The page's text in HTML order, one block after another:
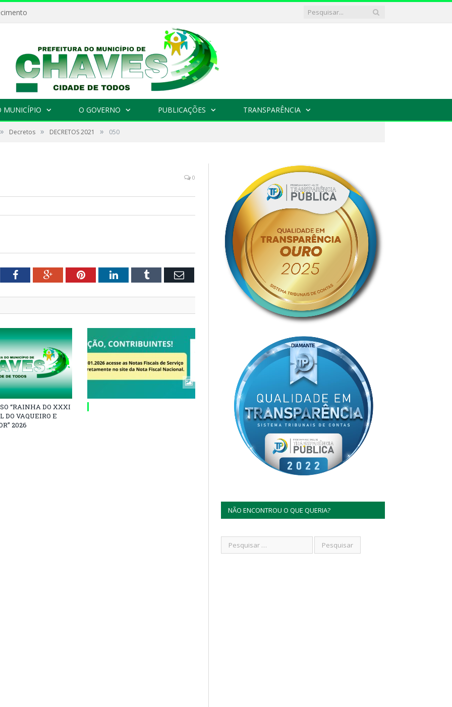
MUNICÍPIO O GOVERNO PUBLICAÇÕES TRANSPARÊNCIA
» Decretos » DECRETOS 2021 » 050
0
FacebookGoogle+PinterestLinkedInTumblr Email
“RAINHA DO XXXI
DO VAQUEIRO E
2026
NÃO ENCONTROU O QUE QUERIA?